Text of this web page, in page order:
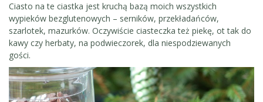
Ciasto na te ciastka jest kruchą bazą moich wszystkich
wypieków bezglutenowych – serników, przekładańców,
szarlotek, mazurków. Oczywiście ciasteczka też piekę, ot tak do
kawy czy herbaty, na podwieczorek, dla niespodziewanych
gości.